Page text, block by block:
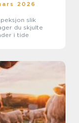
2026
slik
du skjulte
i tide